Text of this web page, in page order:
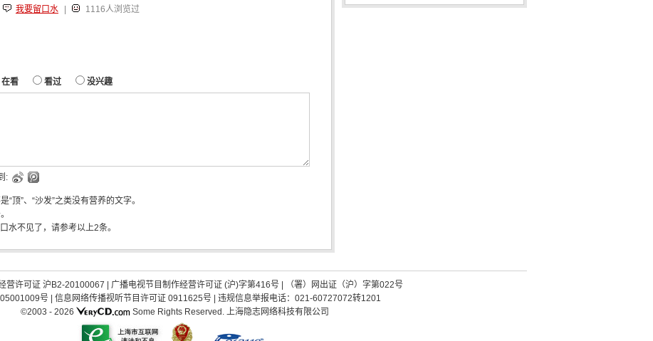
我要留口水 1116人浏览过
在看 看过 没兴趣
:
“顶”、“沙发”之类没有营养的文字。
水不见了，请参考以上2条。
营许可证 沪B2-20100067 | 广播电视节目制作经营许可证 (沪)字第416号| （署）网出证（沪）字第022号
号| 信息网络传播视听节目许可证 0911625号| 违规信息举报电话：021-60727072转1201
©2003 - 2026 Some Rights Reserved. 上海隐志网络科技有限公司